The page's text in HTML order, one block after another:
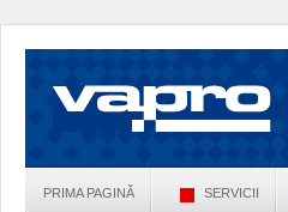
PRIMA PAGINĂ SERVICII